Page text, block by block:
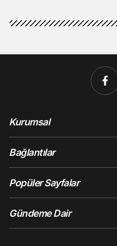
Kurumsal
Bağlantılar
Popüler Sayfalar
Gündeme Dair